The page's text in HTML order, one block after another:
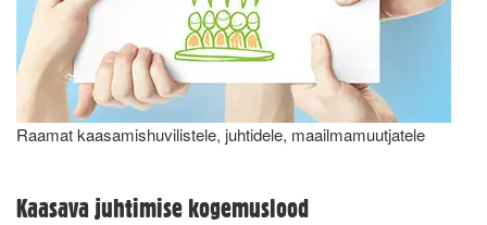
Raamat kaasamishuvilistele, juhtidele, maailmamuutjatele
Kaasava juhtimise kogemuslood